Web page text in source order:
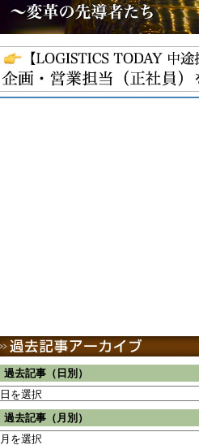
過去記事（日別）
過去記事（月別）